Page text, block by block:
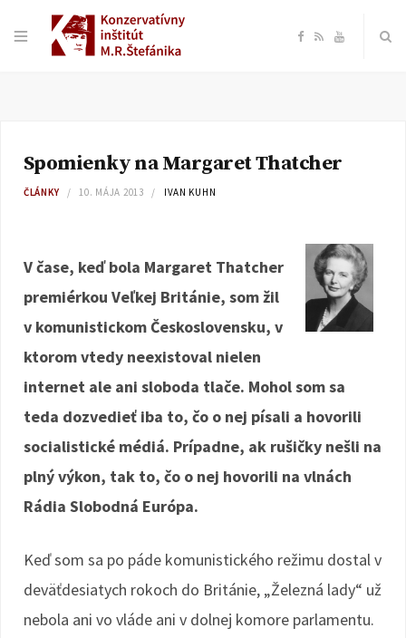
F
e
o
R Y
b
e
Spomienky na Margaret Thatcher
ČLÁNKY 10. MÁJA 2013 IVAN KUHN
V čase, keď bola Margaret Thatcher
premiérkou Veľkej Británie, som žil
v komunistickom Československu, v
ktorom vtedy neexistoval nielen
internet ale ani sloboda tlače. Mohol som sa
teda dozvedieť iba to, čo o nej písali a hovorili
socialistické médiá. Prípadne, ak rušičky nešli na
plný výkon, tak to, čo o nej hovorili na vlnách
Rádia Slobodná Európa.
Keď som sa po páde komunistického režimu dostal v
deväťdesiatych rokoch do Británie, „Železná lady“ už
nebola ani vo vláde ani v dolnej komore parlamentu.